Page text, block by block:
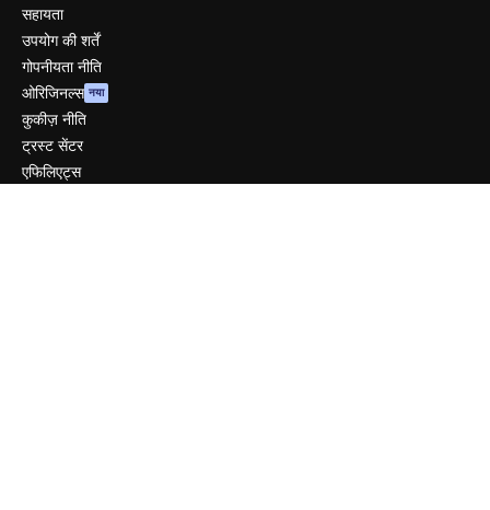
सहायता
उपयोग की शर्तें
गोपनीयता नीति
ओरिजिनल्स नया
कुकीज़ नीति
ट्रस्ट सेंटर
एफिलिएट्स